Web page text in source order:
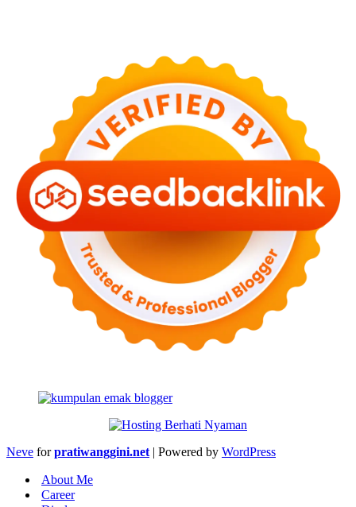
Neve forpratiwanggini.net | Powered by WordPress
About Me
Career